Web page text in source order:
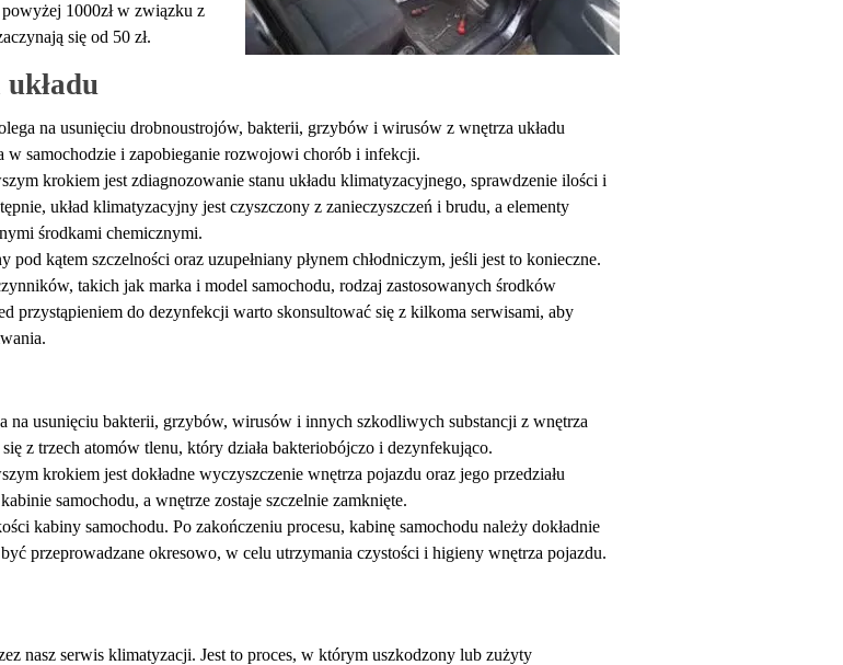
1000zł w związku z
się od 50 zł.
na usunięciu drobnoustrojów, bakterii, grzybów i wirusów z wnętrza układu
samochodzie i zapobieganie rozwojowi chorób i infekcji.
krokiem jest zdiagnozowanie stanu układu klimatyzacyjnego, sprawdzenie ilości i
układ klimatyzacyjny jest czyszczony z zanieczyszczeń i brudu, a elementy
środkami chemicznymi.
kątem szczelności oraz uzupełniany płynem chłodniczym, jeśli jest to konieczne.
takich jak marka i model samochodu, rodzaj zastosowanych środków
przystąpieniem do dezynfekcji warto skonsultować się z kilkoma serwisami, aby
na usunięciu bakterii, grzybów, wirusów i innych szkodliwych substancji z wnętrza
z trzech atomów tlenu, który działa bakteriobójczo i dezynfekująco.
krokiem jest dokładne wyczyszczenie wnętrza pojazdu oraz jego przedziału
samochodu, a wnętrze zostaje szczelnie zamknięte.
kabiny samochodu. Po zakończeniu procesu, kabinę samochodu należy dokładnie
przeprowadzane okresowo, w celu utrzymania czystości i higieny wnętrza pojazdu.
nasz serwis klimatyzacji. Jest to proces, w którym uszkodzony lub zużyty